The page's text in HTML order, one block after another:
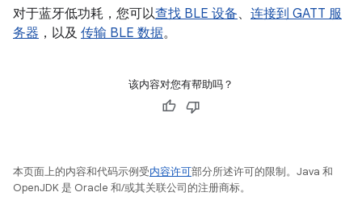
对于蓝牙低功耗，您可以查找 BLE 设备、 连接到 GATT 服
务器 ，以及 传输 BLE 数据。
该内容对您有帮助吗？
本页面上的内容和代码示例受内容许可部分所述许可的限制。Java 和
OpenJDK 是 Oracle 和/或其关联公司的注册商标。